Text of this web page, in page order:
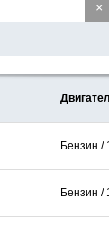
×
Бензин /
Бензин /